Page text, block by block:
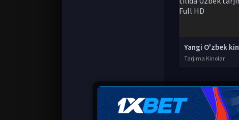
Tarjima Kinolar